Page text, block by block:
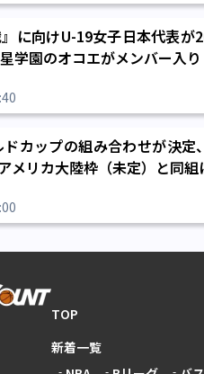
』に向けU-19女子日本代表
学園のオコエがメンバー入り
カップの組み合わせが決
メリカ大陸枠（未定）と同組
TOP
新着一覧